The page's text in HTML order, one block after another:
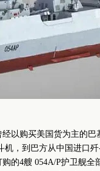
购买美国货为主的巴
，到巴方从中国进口
的4艘 054A/P护卫舰全